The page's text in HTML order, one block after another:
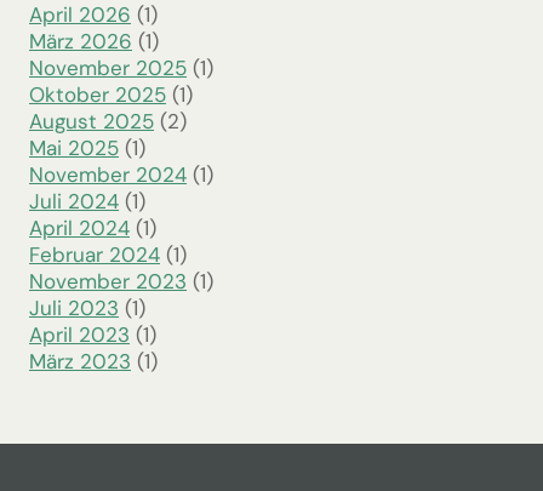
April 2026 (1)
März 2026 (1)
November 2025 (1)
Oktober 2025 (1)
August 2025 (2)
Mai 2025 (1)
November 2024 (1)
Juli 2024 (1)
April 2024 (1)
Februar 2024 (1)
November 2023 (1)
Juli 2023 (1)
April 2023 (1)
März 2023 (1)